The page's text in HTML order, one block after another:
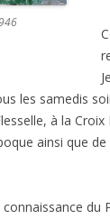
les samedis
à la
ainsi que
du